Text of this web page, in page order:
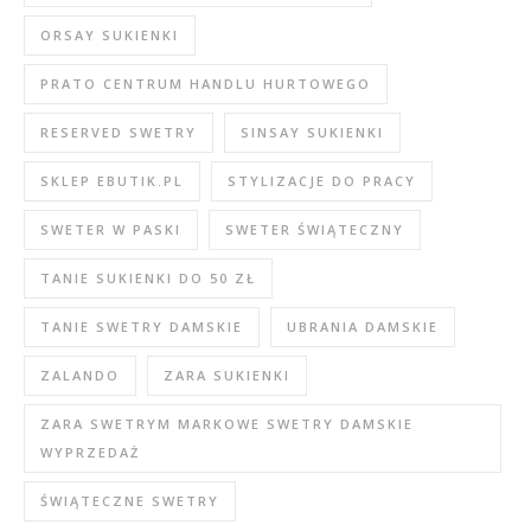
ORSAY SUKIENKI
PRATO CENTRUM HANDLU HURTOWEGO
RESERVED SWETRY SINSAY SUKIENKI
SKLEP EBUTIK.PL STYLIZACJE DO PRACY
SWETER W PASKI SWETER ŚWIĄTECZNY
TANIE SUKIENKI DO 50 ZŁ
TANIE SWETRY DAMSKIE UBRANIA DAMSKIE
ZALANDO ZARA SUKIENKI
ZARA SWETRYM MARKOWE SWETRY DAMSKIE
WYPRZEDAŻ
ŚWIĄTECZNE SWETRY